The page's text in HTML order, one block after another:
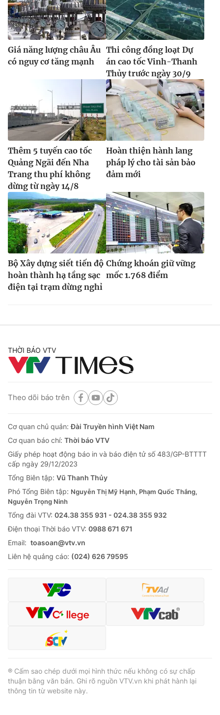
® Cấm sao chép dưới mọi hình thức nếu không có sự chấp
thuận bằng văn bản. Ghi rõ nguồn VTV.vn khi phát hành lại
thông tin từ website này.
Giá năng lượng châu Âu
có nguy cơ tăng mạnh
Thi công đồng loạt Dự
án cao tốc Vinh-Thanh
Thủy trước ngày 30/9
Thêm 5 tuyến cao tốc
Quảng Ngãi đến Nha
Trang thu phí không
dừng từ ngày 14/8
Hoàn thiện hành lang
pháp lý cho tài sản bảo
đảm mới
Bộ Xây dựng siết tiến độ
hoàn thành hạ tầng sạc
điện tại trạm dừng nghỉ
Chứng khoán giữ vững
mốc 1.768 điểm
THỜI BÁO VTV
Theo dõi báo trên
Cơ quan chủ quản:Đài Truyền hình Việt Nam
Cơ quan báo chí: Thời báo VTV
Giấy phép hoạt động báo in và báo điện tử số 483/GP-BTTTT
cấp ngày 29/12/2023
Tổng Biên tập: Vũ Thanh Thủy
Phó Tổng Biên tập: Nguyễn Thị Mỹ Hạnh, Phạm Quốc Thắng,
Nguyễn Trọng Ninh
Tổng đài VTV: 024.38 355 931 - 024.38 355 932
Ðiện thoại Thời báo VTV: 0988 671 671
Email: toasoan@vtv.vn
Liên hệ quảng cáo: (024) 626 79595
® Cấm sao chép dưới mọi hình thức nếu không có sự chấp
thuận bằng văn bản. Ghi rõ nguồn VTV.vn khi phát hành lại
thông tin từ website này.